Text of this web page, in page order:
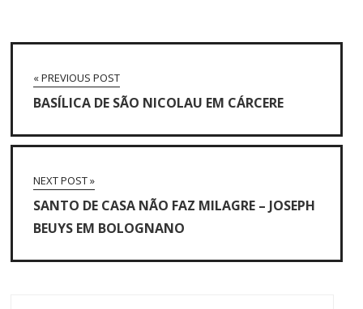
« PREVIOUS POST
BASÍLICA DE SÃO NICOLAU EM CÁRCERE
NEXT POST »
SANTO DE CASA NÃO FAZ MILAGRE – JOSEPH
BEUYS EM BOLOGNANO